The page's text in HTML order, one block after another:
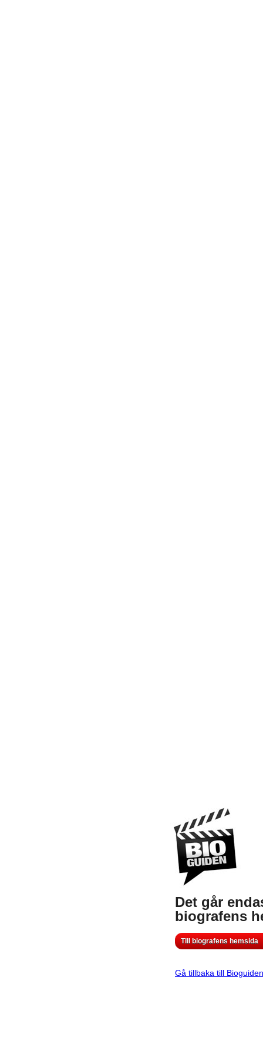
Det går
biografens
Till biografens hemsida
Gå tillbaka till Bioguiden